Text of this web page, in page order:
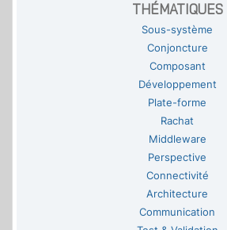
THÉMATIQUES
Sous-système
Conjoncture
Composant
Développement
Plate-forme
Rachat
Middleware
Perspective
Connectivité
Architecture
Communication